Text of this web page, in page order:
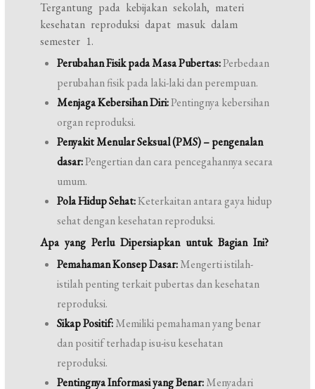
Tergantung pada kebijakan sekolah, materi
kesehatan reproduksi dapat masuk dalam
semester 1.
Perubahan Fisik pada Masa Pubertas:Perbedaan
perubahan fisik pada laki-laki dan perempuan.
Menjaga Kebersihan Diri:Pentingnya kebersihan
organ reproduksi.
Penyakit Menular Seksual (PMS) – pengenalan
dasar:Pengertian dan cara pencegahannya secara
umum.
Pola Hidup Sehat:Keterkaitan antara gaya hidup
sehat dengan kesehatan reproduksi.
Apa yang Perlu Dipersiapkan untuk Bagian Ini?
Pemahaman Konsep Dasar:Mengerti istilah-
istilah penting terkait pubertas dan kesehatan
reproduksi.
Sikap Positif:Memiliki pemahaman yang benar
dan positif terhadap isu-isu kesehatan
reproduksi.
Pentingnya Informasi yang Benar:Menyadari